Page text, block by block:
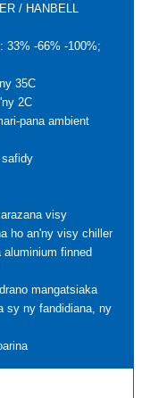
/ HANBELL
33% -66% -100%;
35C
2C
pana ambient
safidy
visy
ho an'ny visy chiller
finned
mangatsiaka
sy ny fandidiana, ny